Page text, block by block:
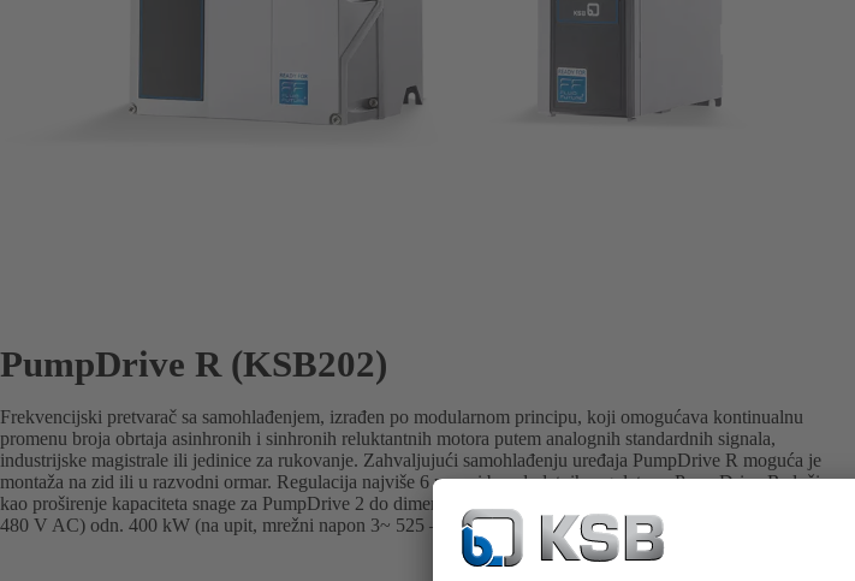
PumpDrive R (KSB202)
Frekvencijski pretvarač sa samohlađenjem, izrađen po modularnom principu, koji omogućava kontinualnu
promenu broja obrtaja asinhronih i sinhronih reluktantnih motora putem analognih standardnih signala,
industrijske magistrale ili jedinice za rukovanje. Zahvaljujući samohlađenju uređaja PumpDrive R moguća je
montaža na zid ili u razvodni ormar. Regulacija najviše 6 pumpi bez dodatnih regulatora. PumpDrive R služi
kao proširenje kapaciteta snage za PumpDrive 2 do dimenzionisane snage od 315 kW (mrežni napon 3~ 380 –
480 V AC) odn. 400 kW (na upit, mrežni napon 3~ 525 – 690 V AC).